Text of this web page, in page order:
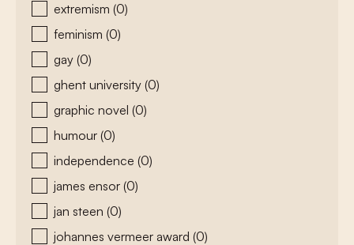
extremism (0)
feminism (0)
gay (0)
ghent university (0)
graphic novel (0)
humour (0)
independence (0)
james ensor (0)
jan steen (0)
johannes vermeer award (0)